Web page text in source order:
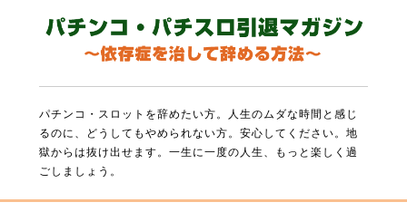
パチンコ・スロットを辞めたい方。人生のムダな時間と感じ
るのに、どうしてもやめられない方。 安心してください。地
獄からは抜け出せます。一生に一度の人生、もっと楽しく過
ごしましょう。